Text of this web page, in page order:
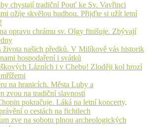
chystají tradiční Pouť ke Sv. Vavřinci
ožije skvělou hudbou. Přijďte si užít letní
opravu chrámu sv. Olgy finišuje. Zbývají
života našich předků. V Milíkově vás historik
hospodaření i svátků
Lázních i v Chebu! Zloději kol hrozí
na hranicích. Města Luby a
zvou na tradiční slavnosti
pokračuje. Láká na letní koncerty,
o cestách na fichtlech
zve na sobotu plnou archeologických